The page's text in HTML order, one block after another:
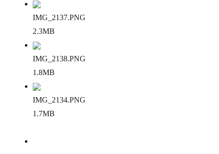
IMG_2137.PNG
2.3MB
IMG_2138.PNG
1.8MB
IMG_2134.PNG
1.7MB